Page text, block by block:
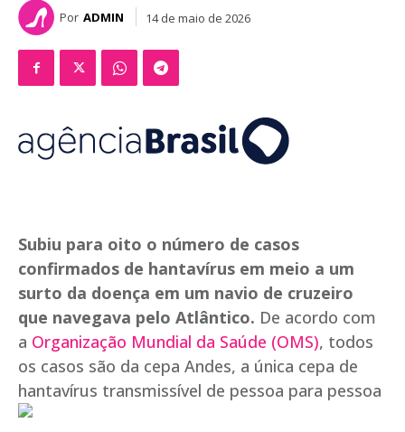
Por ADMIN 14 de maio de 2026
Subiu para oito o número de casos
confirmados de hantavírus em meio a um
surto da doença em um navio de cruzeiro
que navegava pelo Atlântico. De acordo com
a Organização Mundial da Saúde (OMS), todos
os casos são da cepa Andes, a única cepa de
hantavírus transmissível de pessoa para pessoa